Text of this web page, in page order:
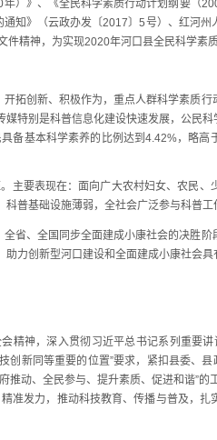
》、《全民科学素质行动计划纲要（
知》（云政办发〔2017〕5号）、红河
精神，为实现2020年河口县全民科学素
创新、积极作为，重点人群科学素质
特别是科普信息化建设快速发展，公民
备基本科学素养的比例达到4.42%，略
要表现在：面向广大农村妇女、农民、
普基础设施薄弱，全社会广泛参与科普工
、全国同步全面建成小康社会的决胜
力创新型河口建设和全面建成小康社会具
神，深入贯彻习近平总书记系列重要讲
新同等重要的位置”要求，紧扣县委、
动、全民参与、提升素质、促进和谐”的
准发力，推动科技教育、传播与普及，